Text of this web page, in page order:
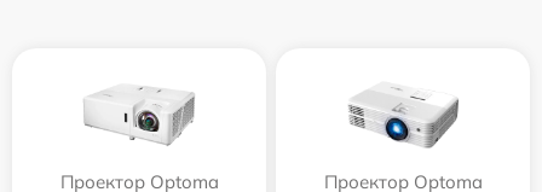
Проектор Optoma
Проектор Optoma